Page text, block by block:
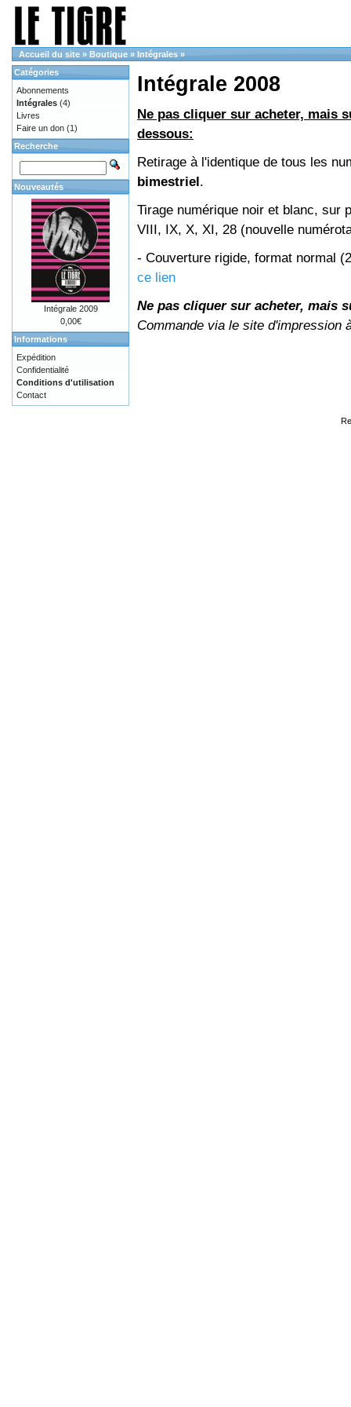
Accueil du site » Boutique » Intégrales »
Intégrale 2008
Ne pas cliquer sur acheter, mais
dessous:
Retirage à l'identique de tous les
bimestriel.
Tirage numérique noir et blanc, sur
VIII, IX, X, XI, 28 (nouvelle
- Couverture rigide, format normal
ce lien
Ne pas cliquer sur acheter, mais
Commande via le site d'impression
Catégories
Abonnements
Intégrales (4)
Livres
Faire un don (1)
Recherche
Nouveautés
Intégrale 2009
0,00€
Informations
Expédition
Confidentialité
Conditions d'utilisation
Contact